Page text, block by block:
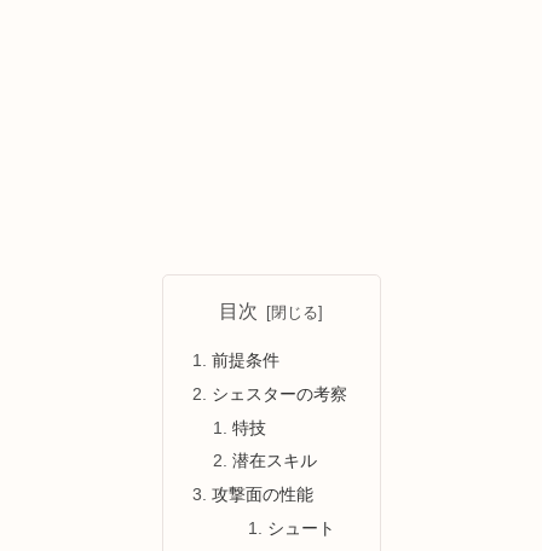
目次
前提条件
シェスターの考察
特技
潜在スキル
攻撃面の性能
シュート